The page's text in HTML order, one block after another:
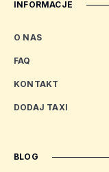
INFORMACJE
O NAS
FAQ
KONTAKT
DODAJ TAXI
BLOG